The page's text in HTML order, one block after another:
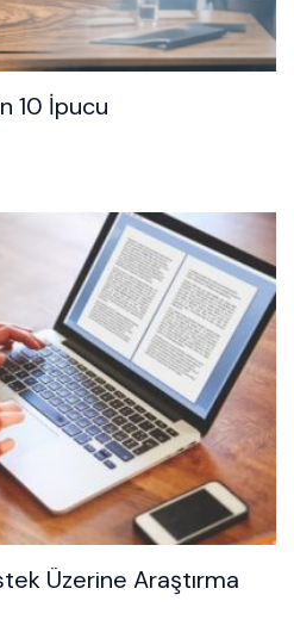
10 İpucu
Üzerine Araştırma